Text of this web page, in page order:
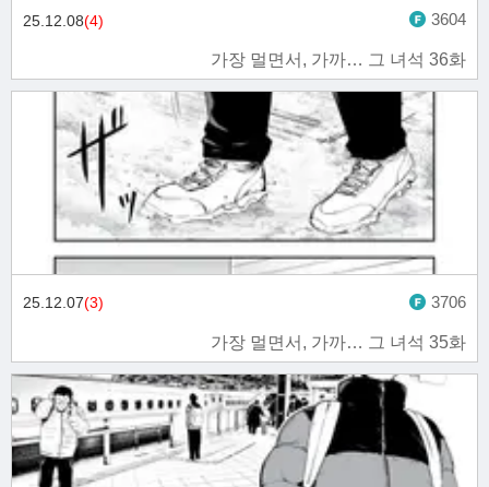
가장 멀면서, 가까… 그 녀석 36화
25.12.08(4) 3604
가장 멀면서, 가까… 그 녀석 35화
25.12.07(3) 3706